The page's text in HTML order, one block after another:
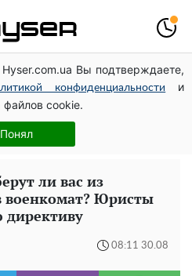
Вы подтверждаете,
конфиденциальности
и
файлов cookie.
Понял
стать главной точкой
Конотопский вывел
через фиктивную
ли вас из
военкомат? Юристы
08:11 30.08